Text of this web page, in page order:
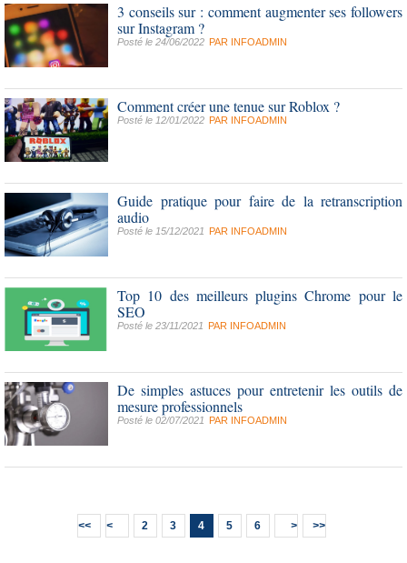
3 conseils sur : comment augmenter ses followers
sur Instagram ?
Posté le 24/06/2022 PAR INFOADMIN
Comment créer une tenue sur Roblox ?
Posté le 12/01/2022 PAR INFOADMIN
Guide pratique pour faire de la retranscription
audio
Posté le 15/12/2021 PAR INFOADMIN
Top 10 des meilleurs plugins Chrome pour le
SEO
Posté le 23/11/2021 PAR INFOADMIN
De simples astuces pour entretenir les outils de
mesure professionnels
Posté le 02/07/2021 PAR INFOADMIN
2 3 4 5 6